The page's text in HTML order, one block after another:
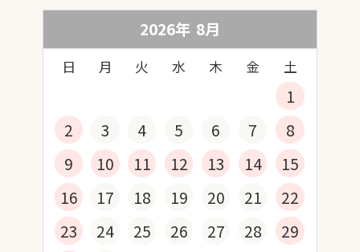
2026年 8月
日 月 火 水 木 金 土
1
2
3 4 5 6 7
8
9
10 11 12 13 14
15
16
17 18 19 20 21
22
23
24 25 26 27 28
29